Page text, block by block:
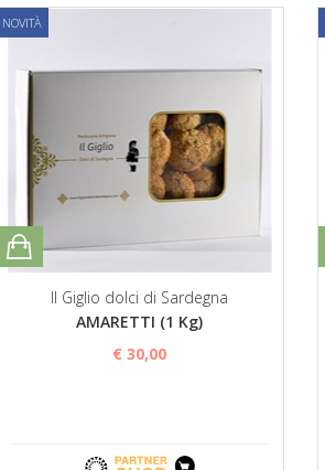
NOVITÀ
Il Giglio dolci di Sardegna
AMARETTI (1 Kg)
€ 30,00